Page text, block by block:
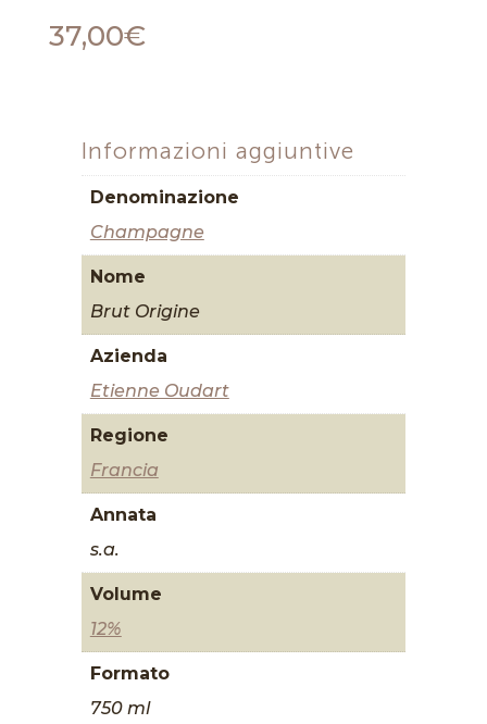
-
Etienne
37,00€
Informazioni aggiuntive
Denominazione
Champagne
Nome
Brut Origine
Azienda
Etienne Oudart
Regione
Francia
Annata
s.a.
Volume
12%
Formato
750 ml